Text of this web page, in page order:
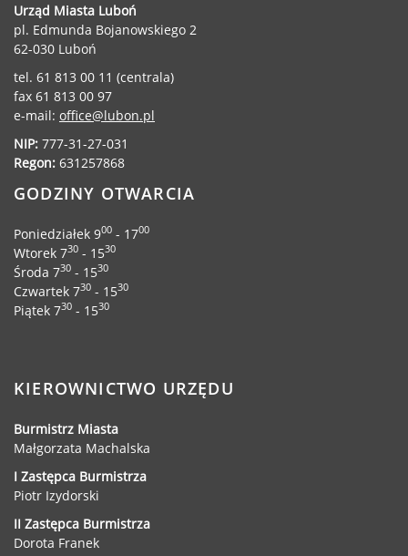
Urząd Miasta Luboń
pl. Edmunda Bojanowskiego 2
62-030 Luboń
tel. 61 813 00 11 (centrala)
fax 61 813 00 97
e-mail: office@lubon.pl
NIP: 777-31-27-031
Regon: 631257868
GODZINY OTWARCIA
Poniedziałek 900 - 1700
Wtorek 730 - 1530
Środa 730 - 1530
Czwartek 730 - 1530
Piątek 730 - 1530
KIEROWNICTWO URZĘDU
Burmistrz Miasta
Małgorzata Machalska
I Zastępca Burmistrza
Piotr Izydorski
II Zastępca Burmistrza
Dorota Franek